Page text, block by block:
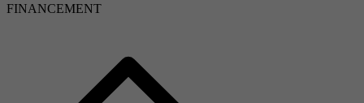
FINANCEMENT